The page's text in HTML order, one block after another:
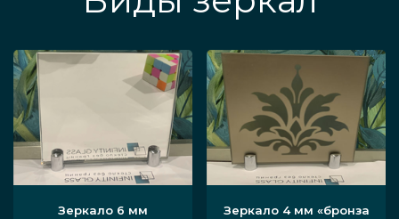
Зеркало 6 мм
Зеркало 4 мм «бронза